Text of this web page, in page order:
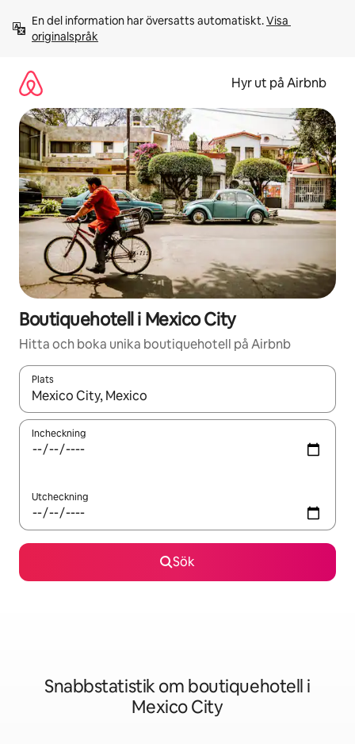
innehåll
En del information har översatts automatiskt. Visa
originalspråk
Hyr ut på Airbnb
Boutiquehotell i Mexico City
Hitta och boka unika boutiquehotell på Airbnb
Plats
När resultaten är tillgängliga kan du navigera med upp- och
Incheckning
Utcheckning
Sök
Snabbstatistik om boutiquehotell i
Mexico City